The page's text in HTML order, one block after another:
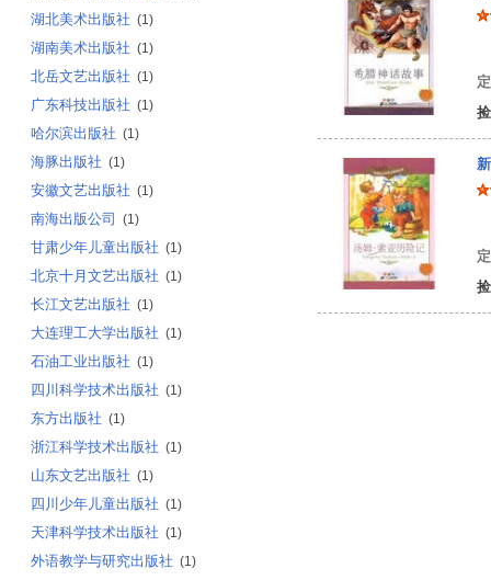
湖北美术出版社 (1)
湖南美术出版社 (1)
北岳文艺出版社 (1)
广东科技出版社 (1)
哈尔滨出版社 (1)
海豚出版社 (1)
安徽文艺出版社 (1)
南海出版公司 (1)
甘肃少年儿童出版社 (1)
北京十月文艺出版社 (1)
长江文艺出版社 (1)
大连理工大学出版社 (1)
石油工业出版社 (1)
四川科学技术出版社 (1)
东方出版社 (1)
浙江科学技术出版社 (1)
山东文艺出版社 (1)
四川少年儿童出版社 (1)
天津科学技术出版社 (1)
外语教学与研究出版社 (1)